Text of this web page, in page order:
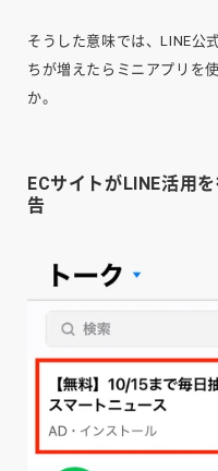
そうした意味では、LINE公
ちが増えたらミニアプリを
か。
ECサイトがLINE活用
告